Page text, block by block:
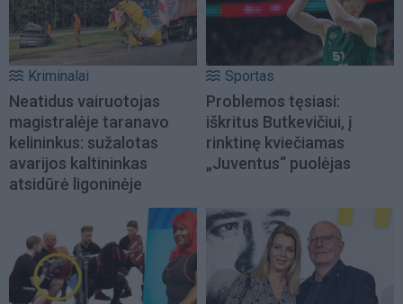
Kriminalai
Neatidus vairuotojas
magistralėje taranavo
kelininkus: sužalotas
avarijos kaltininkas
atsidūrė ligoninėje
Sportas
Problemos tęsiasi:
iškritus Butkevičiui, į
rinktinę kviečiamas
„Juventus“ puolėjas